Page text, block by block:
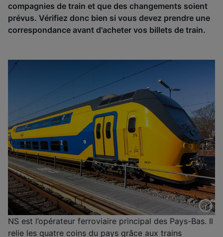
compagnies de train et que des changements soient
prévus. Vérifiez donc bien si vous devez prendre une
correspondance avant d'acheter vos billets de train.
NS est l’opérateur ferroviaire principal des Pays-Bas. Il
relie les quatre coins du pays grâce aux trains